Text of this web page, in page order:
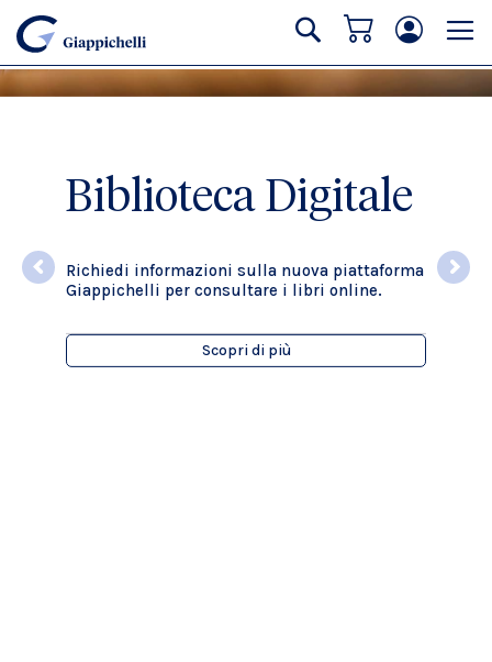
Carrello
Cerca
Biblioteca Digitale
Richiedi informazioni sulla nuova piattaforma
Giappichelli per consultare i libri online.
Scopri di più